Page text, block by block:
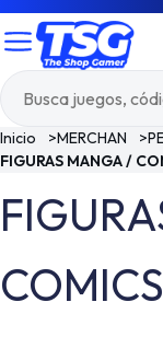
Inicio >MERCHAN >
FIGURAS MANGA /
COMICS